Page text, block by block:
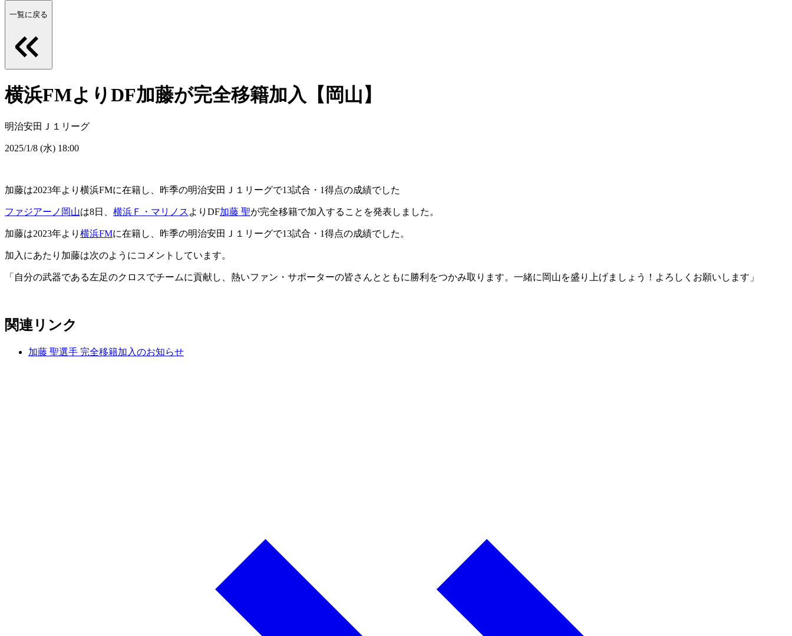
一覧に戻る
横浜FMよりDF加藤が完全移籍加入【岡山】
明治安田Ｊ１リーグ
2025/1/8 (水) 18:00
加藤は2023年より横浜FMに在籍し、昨季の明治安田Ｊ１リーグで13試合・1得点の成績でした
ファジアーノ岡山は8日、 横浜Ｆ・マリノス よりDF加藤 聖が完全移籍で加入することを発表しました。
加藤は2023年より 横浜FMに在籍し、昨季の明治安田Ｊ１リーグで13試合・1得点の成績でした。
加入にあたり加藤は次のようにコメントしています。
「自分の武器である左足のクロスでチームに貢献し、熱いファン・サポーターの皆さんとともに勝利をつかみ取ります。一緒に岡山を盛り上げましょう！よろしくお願いします」
関連リンク
加藤 聖選手 完全移籍加入のお知らせ